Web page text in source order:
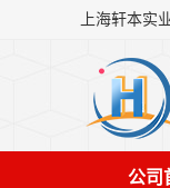
公司